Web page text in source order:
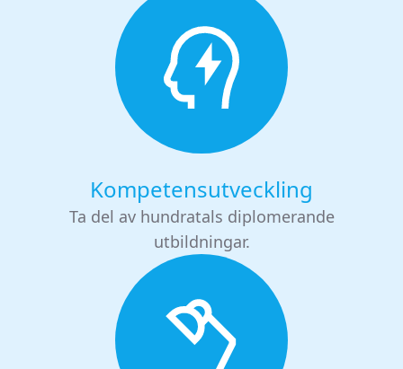
Kompetensutveckling
Ta del av hundratals diplomerande
utbildningar.